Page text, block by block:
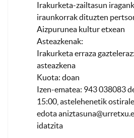
Irakurketa-zailtasun
iraunkorrak dituzten
Aizpurunea kultur etxean
Asteazkenak:
Irakurketa erraza
asteazkena
Kuota: doan
Izen-ematea: 943 038083
15:00, astelehenetik
edota
idatzita